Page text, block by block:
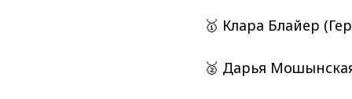
🥇 Клара Блайер
🥈 Дарья